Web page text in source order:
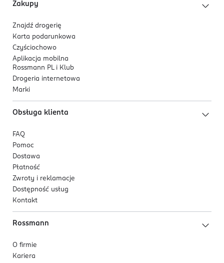
Zakupy
Znajdź drogerię
Karta podarunkowa
Czyściochowo
Aplikacja mobilna
Rossmann PL i Klub
Drogeria internetowa
Marki
Obsługa klienta
FAQ
Pomoc
Dostawa
Płatność
Zwroty i reklamacje
Dostępność usług
Kontakt
Rossmann
O firmie
Kariera